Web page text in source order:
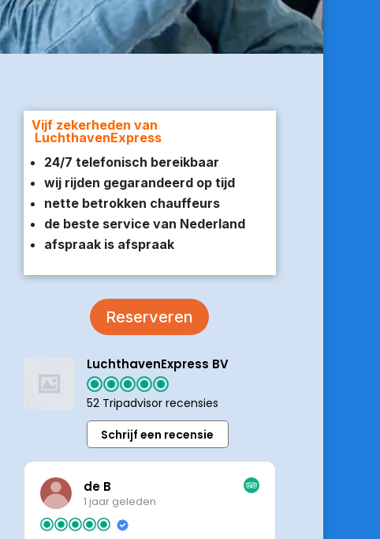
Vijf zekerheden van
LuchthavenExpress
24/7 telefonisch bereikbaar
wij rijden gegarandeerd op tijd
nette betrokken chauffeurs
de beste service van Nederland
afspraak is afspraak
Reserveren
LuchthavenExpress BV
52 Tripadvisor recensies
Schrijf een recensie
de B
1 jaar geleden